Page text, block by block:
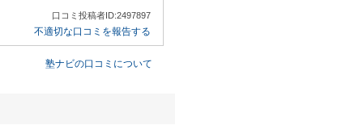
口コミ投稿者ID:2497897
不適切な口コミを報告する
塾ナビの口コミについて